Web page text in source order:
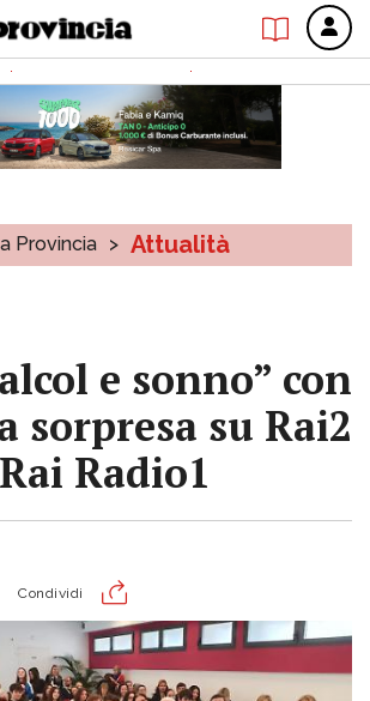
Provincia > Attualità
e sonno” con
sorpresa su Rai2
Radio1
Condividi